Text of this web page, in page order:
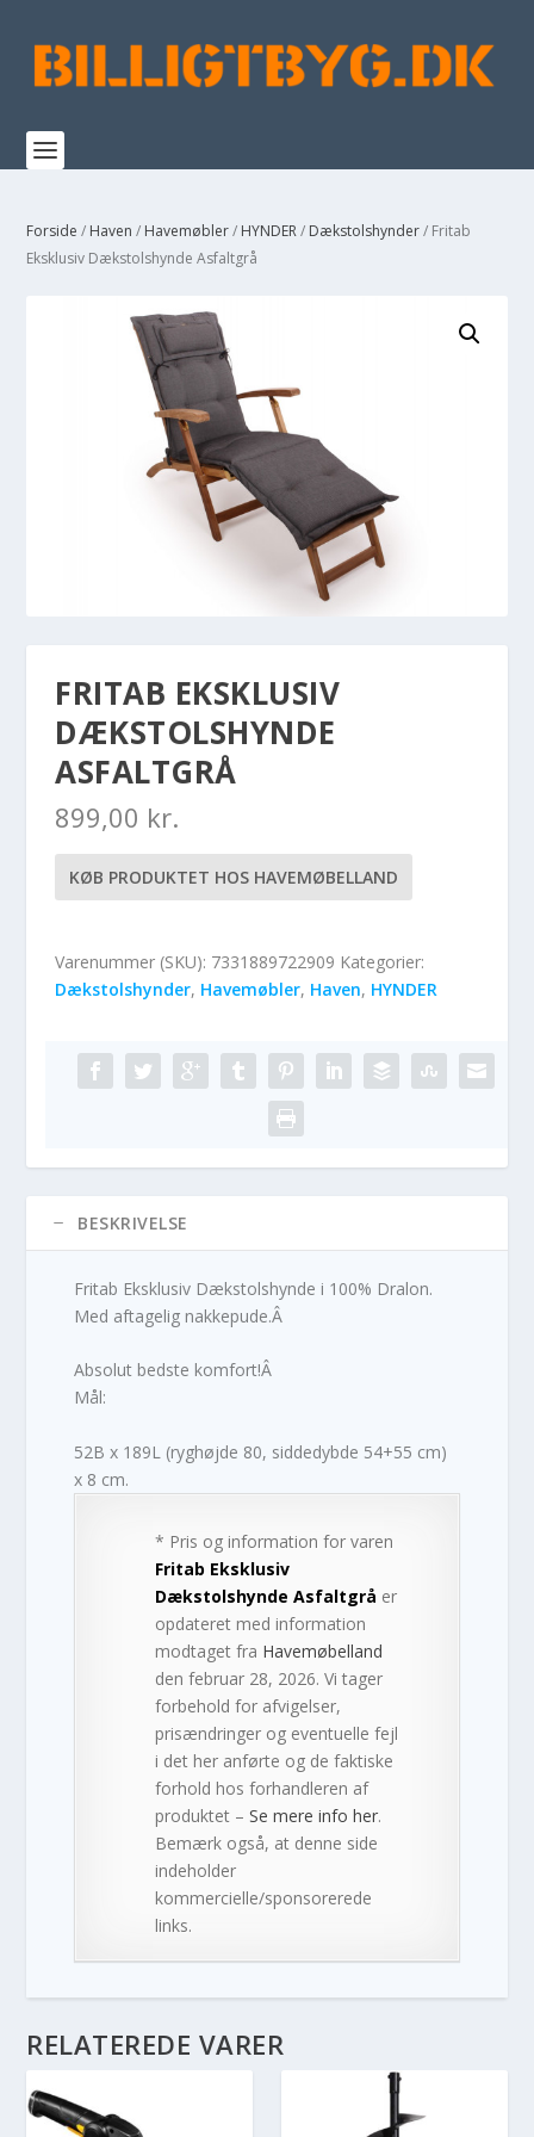
Forside / Haven / Havemøbler/ HYNDER/ Dækstolshynder/ Fritab
Eksklusiv Dækstolshynde Asfaltgrå
FRITAB EKSKLUSIV
DÆKSTOLSHYNDE
ASFALTGRÅ
899,00 kr.
KØB PRODUKTET HOS HAVEMØBELLAND
Varenummer (SKU): 7331889722909 Kategorier:
Dækstolshynder, Havemøbler, Haven, HYNDER
BESKRIVELSE
Fritab Eksklusiv Dækstolshynde i 100% Dralon.
Med aftagelig nakkepude.Â
Absolut bedste komfort!Â
Mål:
52B x 189L (ryghøjde 80, siddedybde 54+55 cm)
x 8 cm.
* Pris og information for varen
Fritab Eksklusiv
Dækstolshynde Asfaltgrå er
opdateret med information
modtaget fra Havemøbelland
den februar 28, 2026. Vi tager
forbehold for afvigelser,
prisændringer og eventuelle fejl
i det her anførte og de faktiske
forhold hos forhandleren af
produktet –Se mere info her.
Bemærk også, at denne side
indeholder
kommercielle/sponsorerede
links.
RELATEREDE VARER